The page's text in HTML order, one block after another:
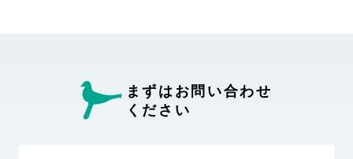
まずはお問い合わせ
ください